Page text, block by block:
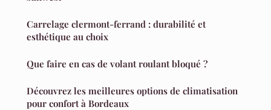
Carrelage clermont-ferrand : durabilité et
esthétique au choix
Que faire en cas de volant roulant bloqué ?
Découvrez les meilleures options de climatisation
pour confort à Bordeaux